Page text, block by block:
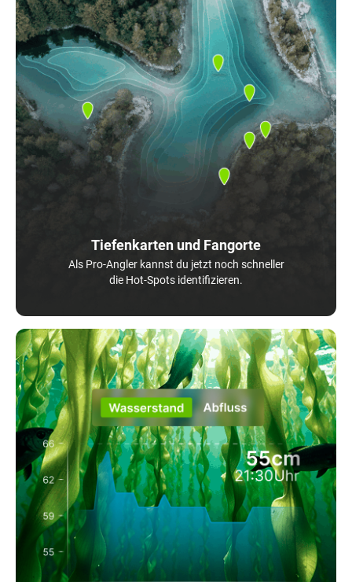
Tiefenkarten und Fangorte
Als Pro-Angler kannst du jetzt noch schneller
die Hot-Spots identifizieren.